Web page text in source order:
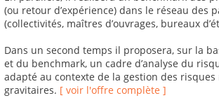
(ou retour d’expérience) dans le réseau des
(collectivités, maîtres d’ouvrages, bureaux
Dans un second temps il proposera, sur la
et du benchmark, un cadre d’analyse du
adapté au contexte de la gestion des risques
gravitaires. [ voir l'offre complète ]